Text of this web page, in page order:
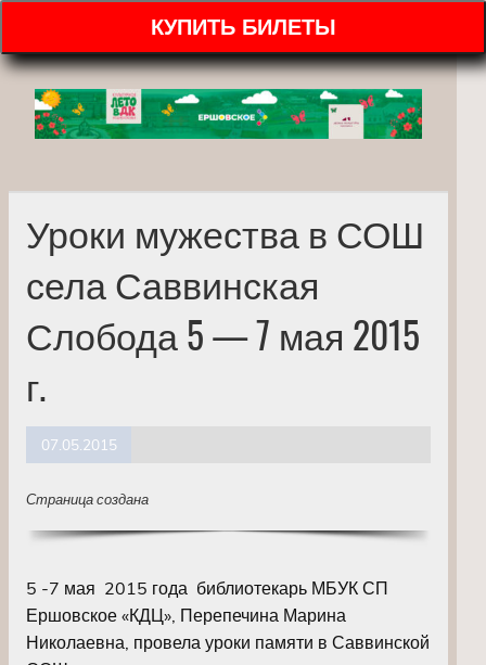
КУПИТЬ БИЛЕТЫ
Уроки мужества в СОШ
села Саввинская
Слобода 5 — 7 мая 2015
г.
07.05.2015
Страница создана
5 -7 мая 2015 года библиотекарь МБУК СП
Ершовское «КДЦ», Перепечина Марина
Николаевна, провела уроки памяти в Саввинской